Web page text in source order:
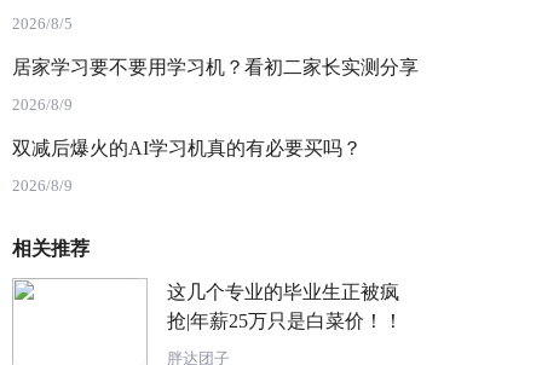
2026/8/5
居家学习要不要用学习机？看初二家长实测分享
2026/8/9
双减后爆火的AI学习机真的有必要买吗？
2026/8/9
相关推荐
这几个专业的毕业生正被疯
抢|年薪25万只是白菜价！！
胖达团子